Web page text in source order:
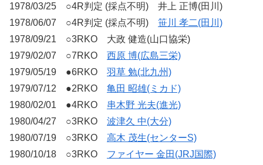
1978/03/25 ○4R判定 (採点不明) 井上 正博(田川)
1978/06/07 ○4R判定 (採点不明) 笹川 孝二(田川)
1978/09/21 ○3RKO 大政 健造(山口協栄)
1979/02/07 ○7RKO 西原 博(広島三栄)
1979/05/19 ●6RKO 羽草 勉(北九州)
1979/07/12 ●2RKO 亀田 昭雄(ミカド)
1980/02/01 ●4RKO 串木野 光夫(進光)
1980/04/27 ○3RKO 波津久 中(大分)
1980/07/19 ○3RKO 高木 茂生(センターS)
1980/10/18 ○3RKO ファイヤー 金田(JRJ国際)